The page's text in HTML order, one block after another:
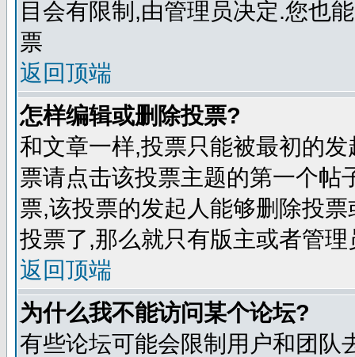
目会有限制,由管理员决定.您也
票
返回顶端
怎样编辑或删除投票?
和文章一样,投票只能被最初的
票请点击该投票主题的第一个帖
票,该投票的发起人能够删除投
投票了,那么就只有版主或者管
返回顶端
为什么我不能访问某个论坛?
有些论坛可能会限制用户和团队